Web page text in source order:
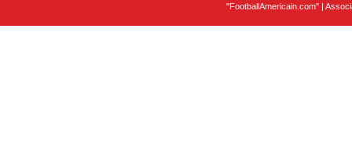
"FootballAmericain.com" |